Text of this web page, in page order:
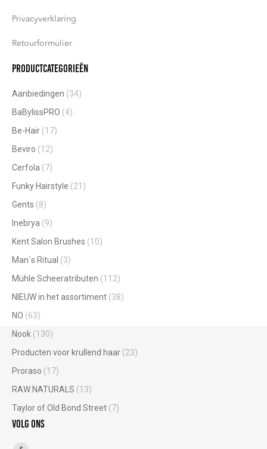
Privacyverklaring
Retourformulier
Productcategorieën
Aanbiedingen (34)
BaBylissPRO (4)
Be-Hair (17)
Beviro (12)
Cerfola (7)
Funky Hairstyle (21)
Gents (8)
Inebrya (9)
Kent Salon Brushes (10)
Man`s Ritual (3)
Mühle Scheeratributen (112)
NIEUW in het assortiment (38)
NO (63)
Nook (130)
Producten voor krullend haar (23)
Proraso (17)
RAW NATURALS (13)
Taylor of Old Bond Street (7)
Volg ons